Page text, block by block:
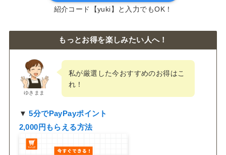
紹介コード【yuki】と入力でもOK！
もっとお得を楽しみたい人へ！
ゆきまま
私が厳選した今おすすめのお得はこ
れ！
▼5分でPayPayポイント
2,000円もらえる方法